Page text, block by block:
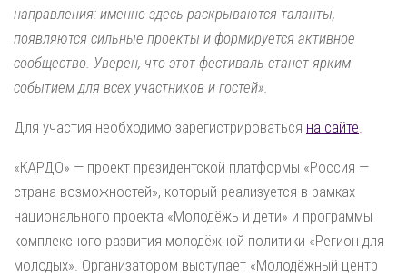
направления: именно здесь раскрываются таланты,
появляются сильные проекты и формируется активное
сообщество. Уверен, что этот фестиваль станет ярким
событием для всех участников и гостей».
Для участия необходимо зарегистрироваться на сайте.
«КАРДО» — проект президентской платформы «Россия —
страна возможностей», который реализуется в рамках
национального проекта «Молодёжь и дети» и программы
комплексного развития молодёжной политики «Регион для
молодых». Организатором выступает «Молодёжный центр